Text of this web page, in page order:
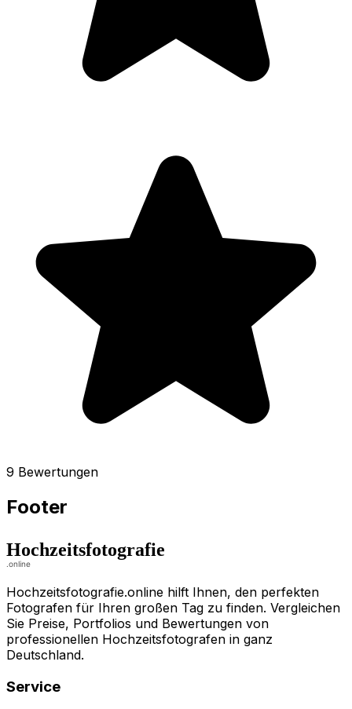
9 Bewertungen
Footer
Hochzeitsfotografie.online hilft Ihnen, den perfekten
Fotografen für Ihren großen Tag zu finden. Vergleichen
Sie Preise, Portfolios und Bewertungen von
professionellen Hochzeitsfotografen in ganz
Deutschland.
Service